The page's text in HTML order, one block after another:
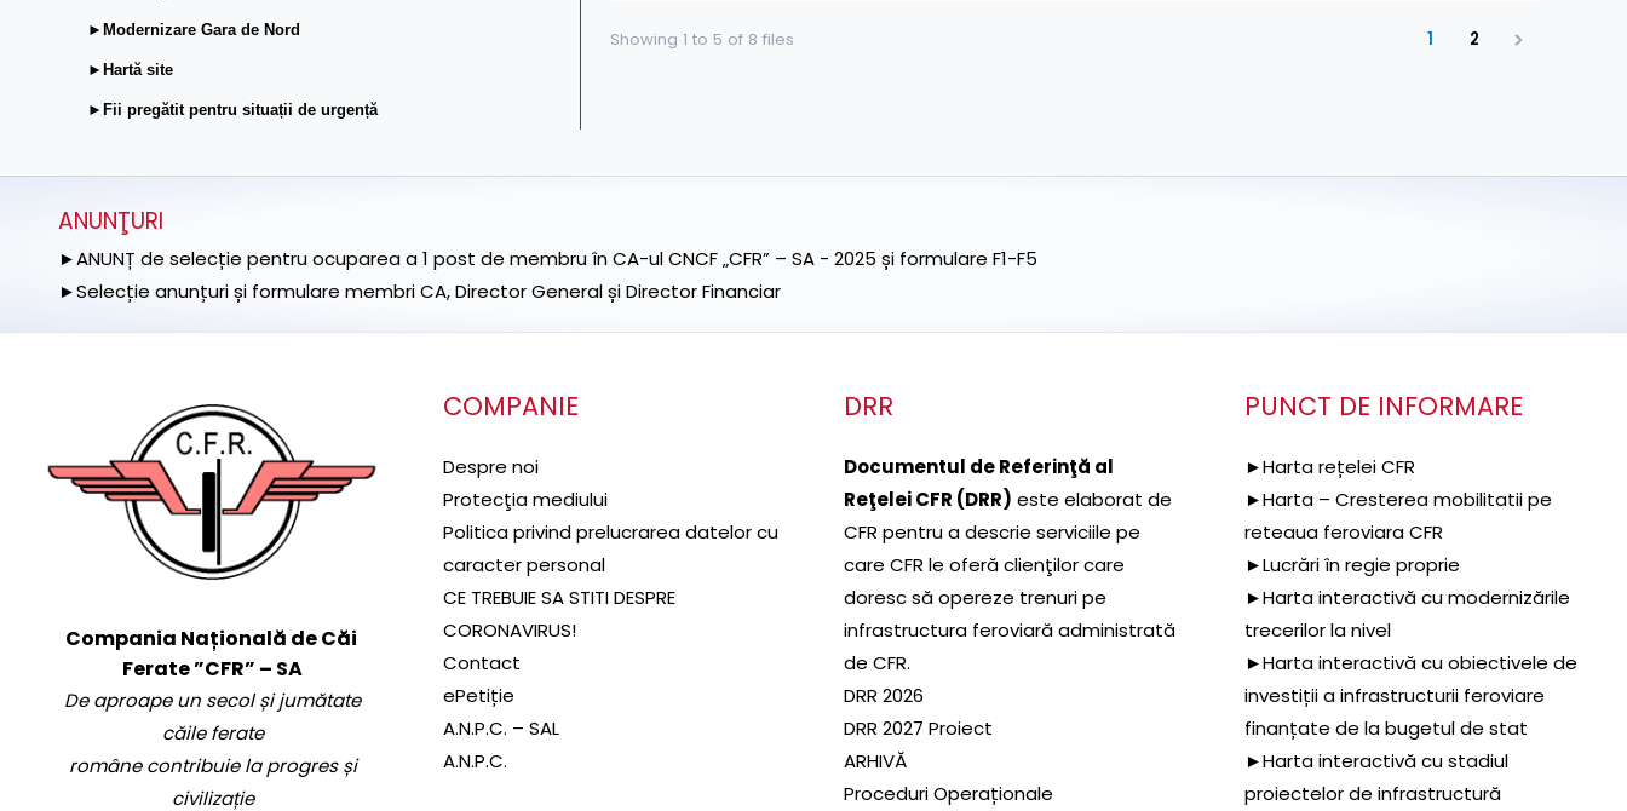
►Modernizare Gara de Nord
►Hartă site
►Fii pregătit pentru situații de urgență
Showing 1 to 5 of 8 files 1 2
Next
ANUNŢURI
►ANUNȚ de selecție pentru ocuparea a 1 post de membru în CA-ul CNCF „CFR” – SA - 2025 și formulare F1-F5
►Selecție anunțuri și formulare membri CA, Director General și Director Financiar
Compania Națională de Căi
Ferate ”CFR” – SA
De aproape un secol și jumătate
căile ferate
române contribuie la progres și
civilizație
COMPANIE
Despre noi
Protecţia mediului
Politica privind prelucrarea datelor cu
caracter personal
CE TREBUIE SA STITI DESPRE
CORONAVIRUS!
Contact
ePetiție
A.N.P.C. – SAL
A.N.P.C.
DRR
Documentul de Referinţă al
Reţelei CFR (DRR) este elaborat de
CFR pentru a descrie serviciile pe
care CFR le oferă clienţilor care
doresc să opereze trenuri pe
infrastructura feroviară administrată
de CFR.
DRR 2026
DRR 2027 Proiect
ARHIVĂ
Proceduri Operaționale
PUNCT DE INFORMARE
►Harta rețelei CFR
►Harta – Cresterea mobilitatii pe
reteaua feroviara CFR
►Lucrări în regie proprie
►Harta interactivă cu modernizările
trecerilor la nivel
►Harta interactivă cu obiectivele de
investiții a infrastructurii feroviare
finanțate de la bugetul de stat
►Harta interactivă cu stadiul
proiectelor de infrastructură